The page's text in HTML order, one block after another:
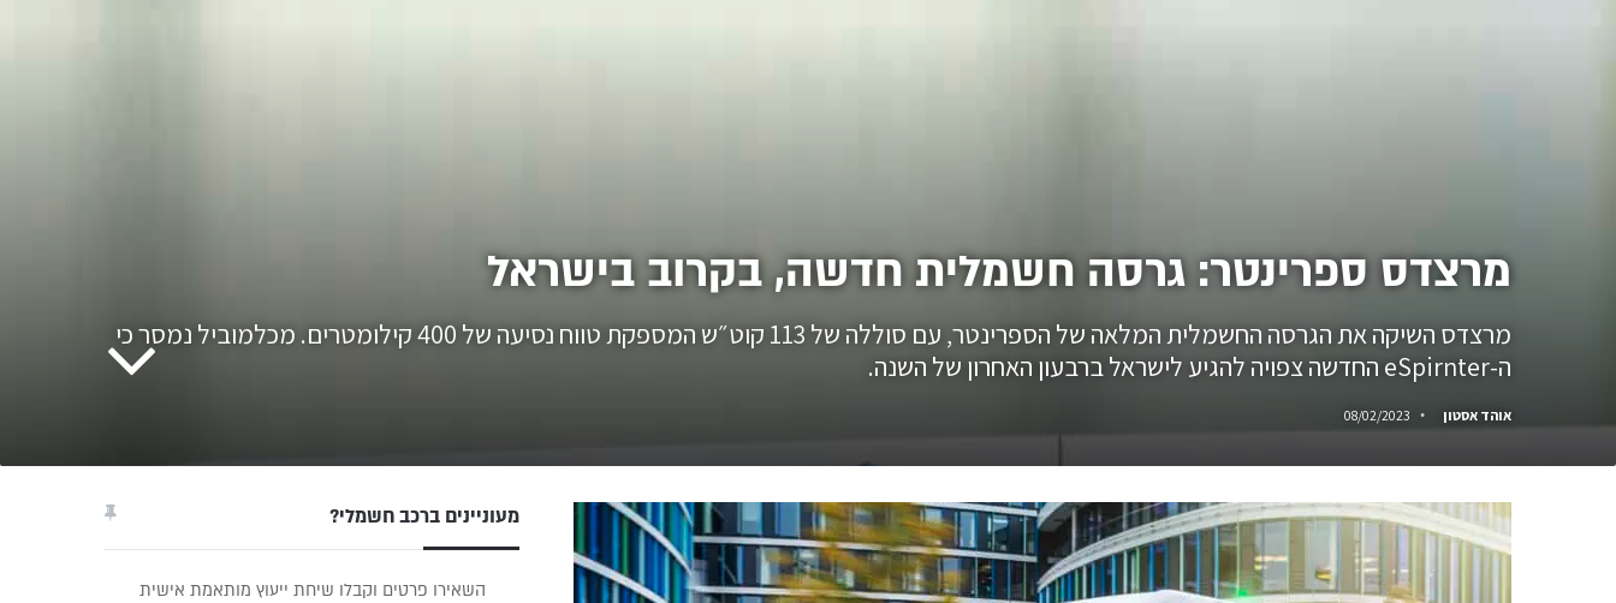
מרצדס ספרינטר: גרסה חשמלית חדשה, בקרוב בישראל
מרצדס השיקה את הגרסה החשמלית המלאה של הספרינטר, עם סוללה של 113 קוט״ש המספקת טווח נסיעה של 400 קילומטרים. מכלמוביל נמסר כי
ה-eSpirnter החדשה צפויה להגיע לישראל ברבעון האחרון של השנה.
אוהד אסטון 08/02/2023
מעוניינים ברכב חשמלי?
השאירו פרטים וקבלו שיחת ייעוץ מותאמת אישית